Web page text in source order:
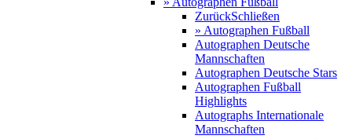
ZurückSchließen
» Autographen Fußball
Autographen Deutsche
Mannschaften
Autographen Deutsche Stars
Autographen Fußball
Highlights
Autographs Internationale
Mannschaften